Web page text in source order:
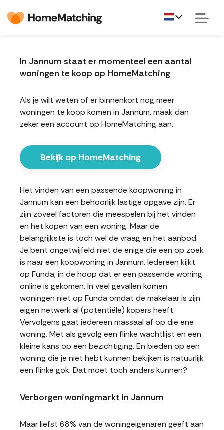
In Jannum staat er momenteel een aantal
woningen te koop op HomeMatching
Als je wilt weten of er binnenkort nog meer
woningen te koop komen in Jannum, maak dan
zeker een account op HomeMatching aan.
Bekijk op HomeMatching
Het vinden van een passende koopwoning in
Jannum kan een behoorlijk lastige opgave zijn. Er
zijn zoveel factoren die meespelen bij het vinden
en het kopen van een woning. Maar de
belangrijkste is toch wel de vraag en het aanbod.
Je bent ongetwijfeld niet de enige die een op zoek
is naar een koopwoning in Jannum. Iedereen kijkt
op Funda, in de hoop dat er een passende woning
online is gekomen. In veel gevallen komen
woningen niet op Funda omdat de makelaar is zijn
eigen netwerk al (potentiële) kopers heeft.
Vervolgens gaat iedereen massaal af op die ene
woning. Met als gevolg een flinke wachtlijst en een
kleine kans op een bezichtiging. En bieden op een
woning die je niet hebt kunnen bekijken is natuurlijk
een flinke gok. Dat moet toch anders kunnen?
Verborgen woningmarkt in Jannum
Maar liefst 68% van de woningeigenaren geeft aan